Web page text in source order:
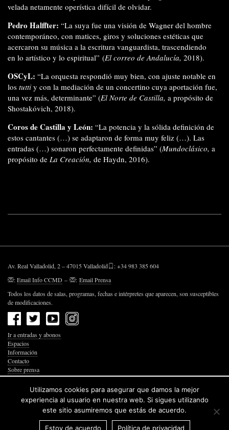
velada netamente operística difícil de olvidar.
Pedro Halffter: “La suya fue una visión de Wagner del hombre
contemporáneo, con matices, giros y soluciones estéticas que
acercaron su música a la escritura vanguardista, trascendiendo
en lo artístico y lo espiritual” (El correo de Andalucía, 2018).
OSCyL: “La orquesta respondió muy bien, con ajuste notable en
los tutti y con la mediación de un concertino cuya aportación fue,
una vez más, determinante” (El Norte de Castilla, a propósito de
Shostakóvich, 2018).
Coros de Castilla y León: “La potencia y la sólida definición de
estos cantantes (…) se adaptaron de forma muy feliz (…). Las
entradas (…) sonaron perfectamente definidas” (Mundoclásico, a
propósito de La Creación, de Haydn, 2016).
Av. Real Valladolid, 2 – 47015 Valladolid
: +34 983 385 604
:Email Info CCMD – : Email Prensa
Todos los datos de salas, programas, fechas e intérpretes que aparecen, son susceptibles
de modificaciones.
Ir a entradas y abonos
Espacios
Información
Contacto
Sobre prensa
Política de Privacidad
Política de Cookies
Accesibilidad Web
Utilizamos cookies para asegurar que damos la mejor
experiencia al usuario en nuestra web. Si sigues utilizando
este sitio asumiremos que estás de acuerdo.
Estoy de acuerdo Política de privacidad